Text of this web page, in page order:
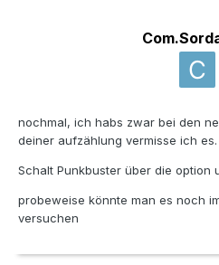
nochmal, ich habs zwar bei den
deiner aufzählung vermisse ich es.
Schalt Punkbuster über die option
probeweise könnte man es noch
versuchen